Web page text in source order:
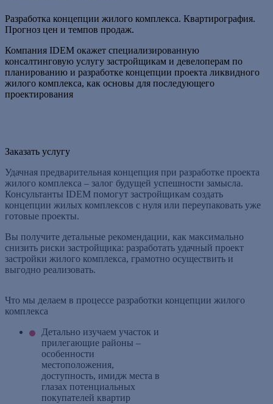
Разработка концепции жилого комплекса. Квартирография.
Прогноз цен и темпов продаж.
Компания IDEM окажет специализированную
консалтинговую услугу застройщикам и девелоперам по
планированию и разработке концепции проекта ликвидного
жилого комплекса, как основы для последующего
проектирования
Заказать услугу
Удачная предварительная концепция при разработке проекта
жилого комплекса – залог будущей успешности замысла.
Консультанты IDEM помогут застройщикам создать
концепции жилых комплексов с нуля или переупаковать уже
готовые проекты.
Вы получите детальные рекомендации, как максимально
снизить риски застройщика: разработать удачный проект
застройки жилого комплекса, грамотно осуществить и
выгодно реализовать.
Что мы делаем в процессе разработки концепции жилого
комплекса
Детально изучаем участок и
прилегающие районы –
особенности
местоположения,
доступность, имидж места в
глазах потенциальных
покупателей квартир